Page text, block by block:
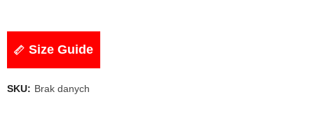
Size Guide
SKU: Brak danych